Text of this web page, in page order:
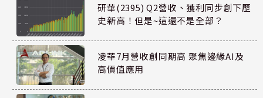
研華(2395) Q2營收、獲利同步創下歷
史新高！但是~這還不是全部？
凌華7月營收創同期高 聚焦邊緣AI及
高價值應用